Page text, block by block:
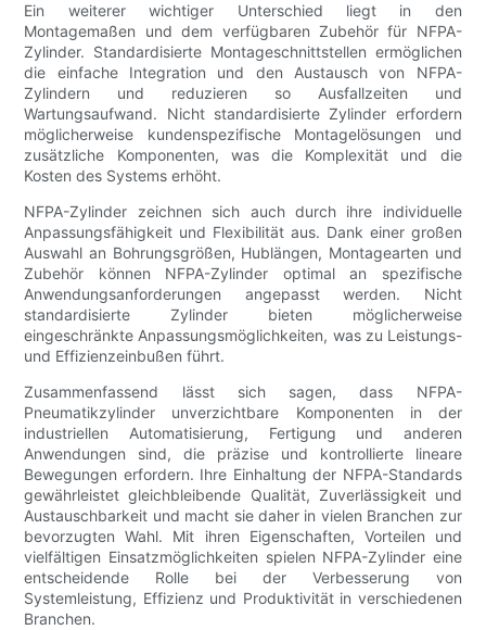
Ein weiterer wichtiger Unterschied liegt in den
Montagemaßen und dem verfügbaren Zubehör für NFPA-
Zylinder. Standardisierte Montageschnittstellen ermöglichen
die einfache Integration und den Austausch von NFPA-
Zylindern und reduzieren so Ausfallzeiten und
Wartungsaufwand. Nicht standardisierte Zylinder erfordern
möglicherweise kundenspezifische Montagelösungen und
zusätzliche Komponenten, was die Komplexität und die
Kosten des Systems erhöht.
NFPA-Zylinder zeichnen sich auch durch ihre individuelle
Anpassungsfähigkeit und Flexibilität aus. Dank einer großen
Auswahl an Bohrungsgrößen, Hublängen, Montagearten und
Zubehör können NFPA-Zylinder optimal an spezifische
Anwendungsanforderungen angepasst werden. Nicht
standardisierte Zylinder bieten möglicherweise
eingeschränkte Anpassungsmöglichkeiten, was zu Leistungs-
und Effizienzeinbußen führt.
Zusammenfassend lässt sich sagen, dass NFPA-
Pneumatikzylinder unverzichtbare Komponenten in der
industriellen Automatisierung, Fertigung und anderen
Anwendungen sind, die präzise und kontrollierte lineare
Bewegungen erfordern. Ihre Einhaltung der NFPA-Standards
gewährleistet gleichbleibende Qualität, Zuverlässigkeit und
Austauschbarkeit und macht sie daher in vielen Branchen zur
bevorzugten Wahl. Mit ihren Eigenschaften, Vorteilen und
vielfältigen Einsatzmöglichkeiten spielen NFPA-Zylinder eine
entscheidende Rolle bei der Verbesserung von
Systemleistung, Effizienz und Produktivität in verschiedenen
Branchen.